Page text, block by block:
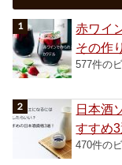
赤ワイ
その作
577件の
日本酒
すすめ3
470件の